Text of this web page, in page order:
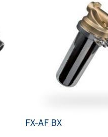
FX-AF BX